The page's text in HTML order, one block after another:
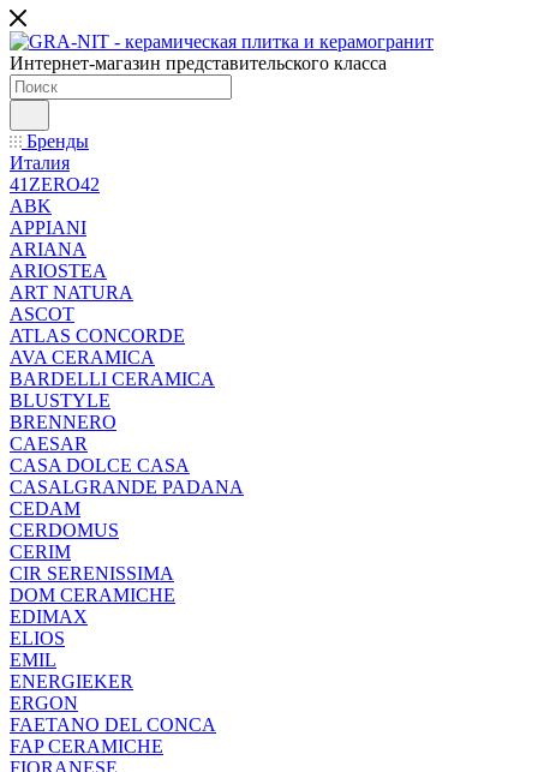
Интернет-магазин представительского класса
Бренды
Италия
41ZERO42
ABK
APPIANI
ARIANA
ARIOSTEA
ART NATURA
ASCOT
ATLAS CONCORDE
AVA CERAMICA
BARDELLI CERAMICA
BLUSTYLE
BRENNERO
CAESAR
CASA DOLCE CASA
CASALGRANDE PADANA
CEDAM
CERDOMUS
CERIM
CIR SERENISSIMA
DOM CERAMICHE
EDIMAX
ELIOS
EMIL
ENERGIEKER
ERGON
FAETANO DEL CONCA
FAP CERAMICHE
FIORANESE